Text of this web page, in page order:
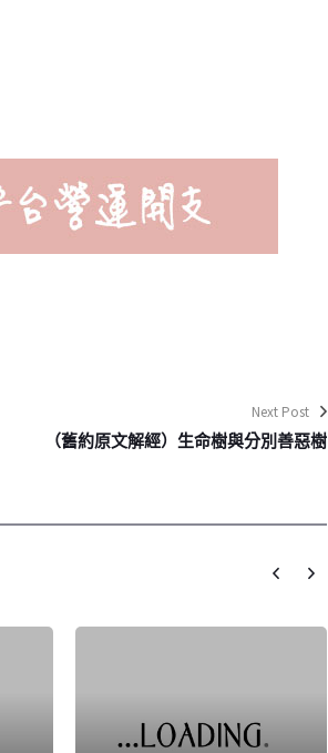
Next Post
（舊約原文解經）生命樹與分別善惡樹